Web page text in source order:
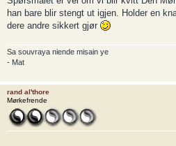
han bare blir stengt ut igjen. Holder en
dere andre sikkert gjør
Sa souvraya niende misain ye
- Mat
rand al'thore
Mørkefrende